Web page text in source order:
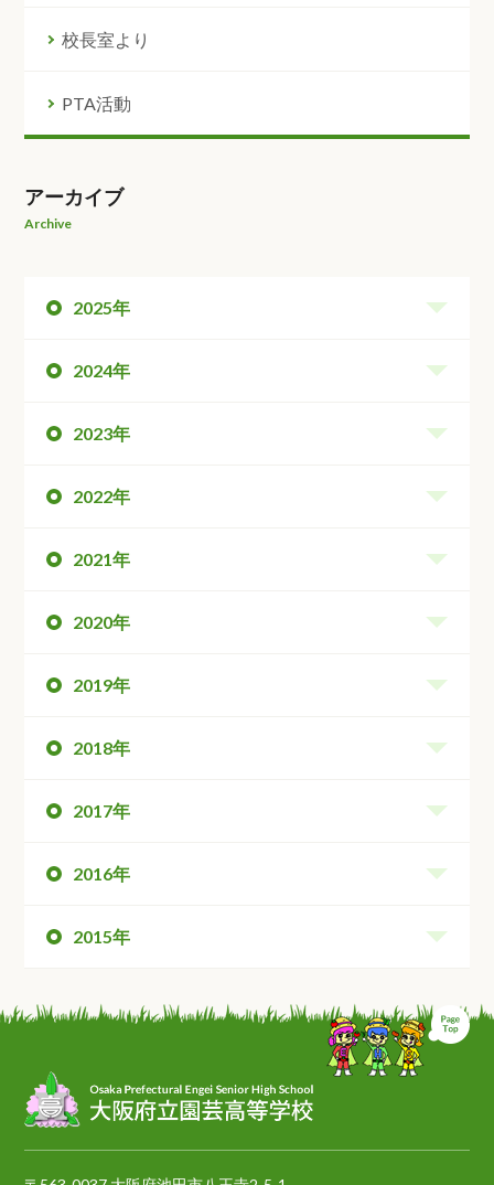
校長室より
PTA活動
アーカイブ
Archive
2025年
2024年
2023年
2022年
2021年
2020年
2019年
2018年
2017年
2016年
2015年
ペ